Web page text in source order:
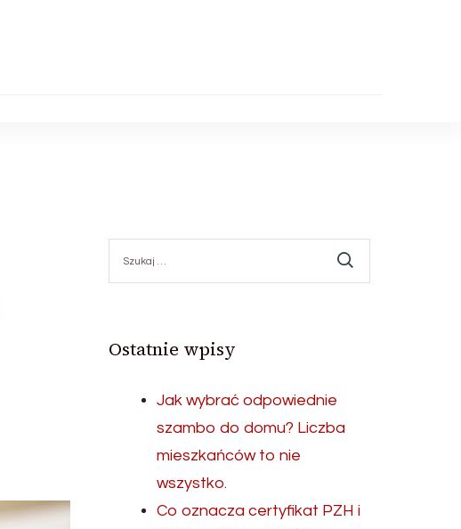
Ostatnie wpisy
Jak wybrać odpowiednie
szambo do domu? Liczba
mieszkańców to nie
wszystko.
Co oznacza certyfikat PZH i